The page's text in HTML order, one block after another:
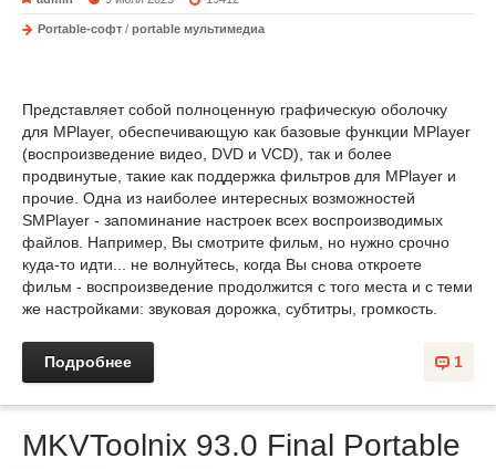
Portable-софт / portable мультимедиа
Представляет собой полноценную графическую оболочку
для MPlayer, обеспечивающую как базовые функции MPlayer
(воспроизведение видео, DVD и VCD), так и более
продвинутые, такие как поддержка фильтров для MPlayer и
прочие. Одна из наиболее интересных возможностей
SMPlayer - запоминание настроек всех воспроизводимых
файлов. Например, Вы смотрите фильм, но нужно срочно
куда-то идти... не волнуйтесь, когда Вы снова откроете
фильм - воспроизведение продолжится с того места и с теми
же настройками: звуковая дорожка, субтитры, громкость.
1
Подробнее
MKVToolnix 93.0 Final Portable